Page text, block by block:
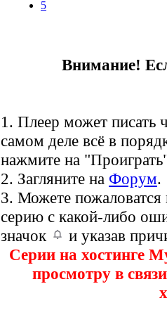
5
Внимание!
1. Плеер может писать
самом деле всё в
нажмите на
2. Загляните на Форум.
3. Можете
серию с какой-либо
значок
и указав
Серии на хостинге
просмотру в